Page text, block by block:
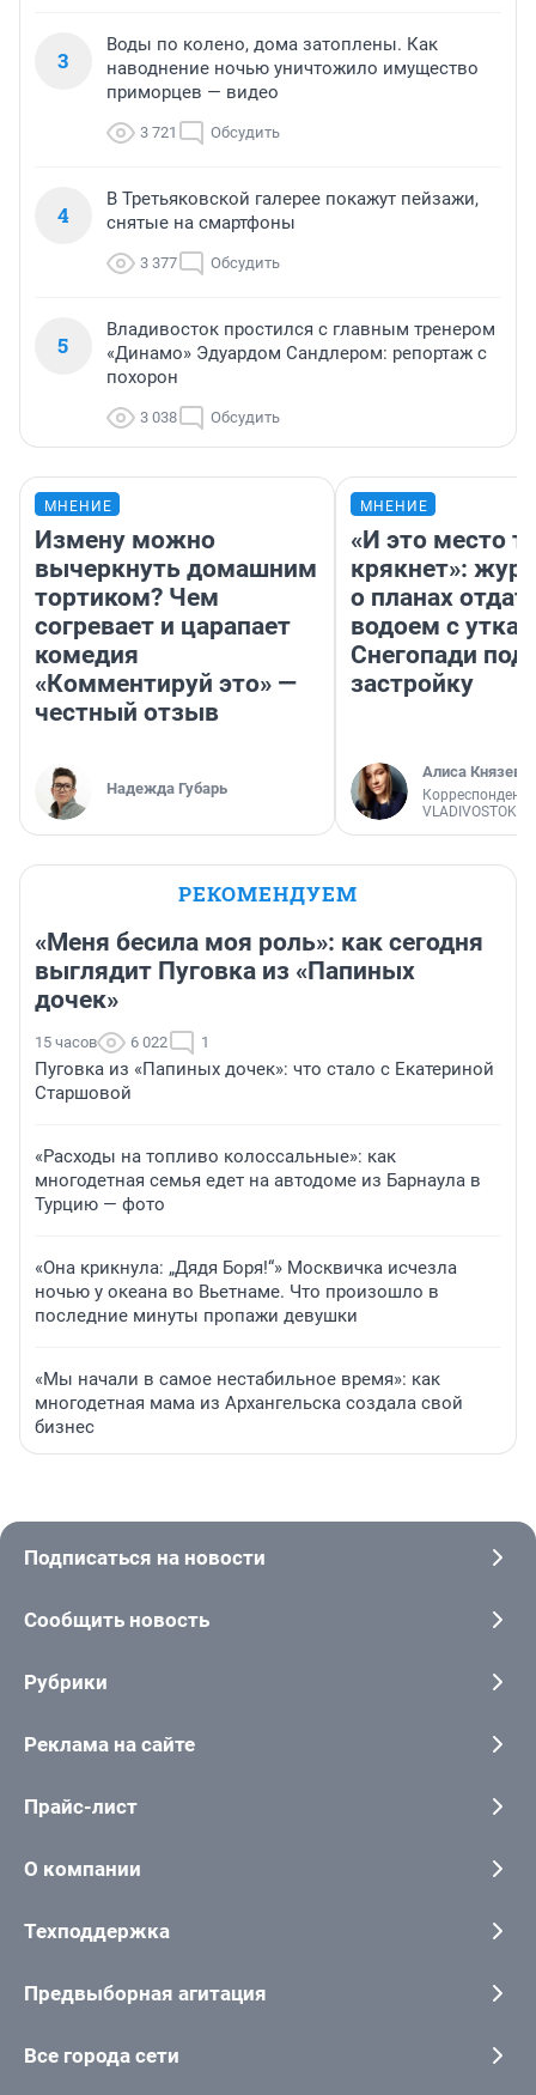
3
Воды по колено, дома затоплены. Как
наводнение ночью уничтожило имущество
приморцев — видео
3 721 Обсудить
4
В Третьяковской галерее покажут пейзажи,
снятые на смартфоны
3 377 Обсудить
5
Владивосток простился с главным тренером
«Динамо» Эдуардом Сандлером: репортаж с
похорон
3 038 Обсудить
МНЕНИЕ
Измену можно
вычеркнуть домашним
тортиком? Чем
согревает и царапает
комедия
«Комментируй это» —
честный отзыв
Надежда Губарь
МНЕНИЕ
«И это место
крякнет»:
о планах
водоем с
Снегопади под
застройку
Алиса Князева
Корреспондент
РЕКОМЕНДУЕМ
«Меня бесила моя роль»: как сегодня
выглядит Пуговка из «Папиных
дочек»
15 часов 6 022 1
Пуговка из «Папиных дочек»: что стало с Екатериной
Старшовой
«Расходы на топливо колоссальные»: как
многодетная семья едет на автодоме из Барнаула в
Турцию — фото
«Она крикнула: „Дядя Боря!“» Москвичка исчезла
ночью у океана во Вьетнаме. Что произошло в
последние минуты пропажи девушки
«Мы начали в самое нестабильное время»: как
многодетная мама из Архангельска создала свой
бизнес
Подписаться на новости
Сообщить новость
Рубрики
Реклама на сайте
Прайс-лист
О компании
Техподдержка
Предвыборная агитация
Все города сети